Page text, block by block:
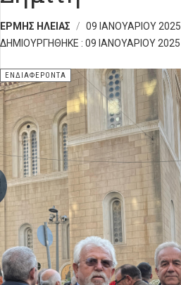
ΕΡΜΉΣ ΗΛΕΊΑΣ
09 ΙΑΝΟΥΑΡΊΟΥ 2025
ΔΗΜΙΟΥΡΓΉΘΗΚΕ : 09 ΙΑΝΟΥΑΡΊΟΥ 2025
ΕΝΔΙΑΦΈΡΟΝΤΑ